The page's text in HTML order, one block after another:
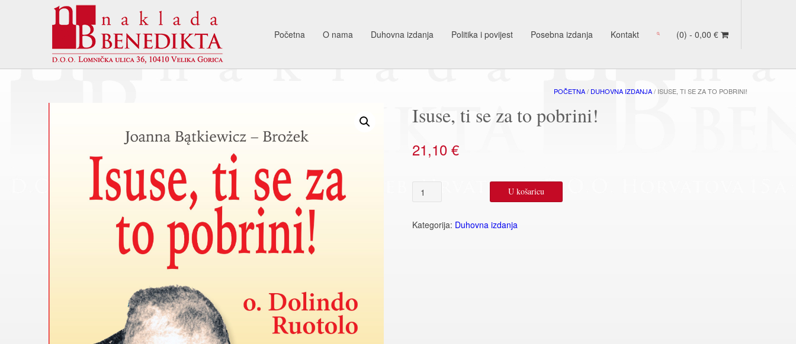
(0) - 0,00 €
Početna O nama Duhovna izdanja Politika i povijest Posebna izdanja Kontakt
POČETNA/ DUHOVNA IZDANJA/ ISUSE, TI SE ZA TO POBRINI!
Isuse, ti se za to pobrini!
21,10 €
Isuse,
za
U košaricu
Kategorija: Duhovna izdanja